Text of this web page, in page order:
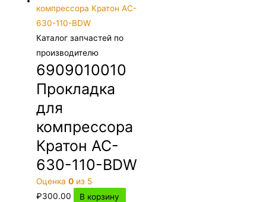
Каталог запчастей по
производителю
6909010010
Прокладка
для
компрессора
Кратон AC-
630-110-BDW
Оценка0 из 5
₽300.00 В корзину